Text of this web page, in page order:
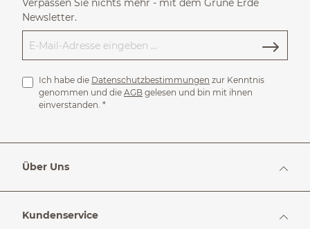
Verpassen Sie nichts mehr - mit dem Grüne Erde
Newsletter.
Ich habe die Datenschutzbestimmungen zur Kenntnis
genommen und die AGB gelesen und bin mit ihnen
einverstanden. *
Über Uns
Kundenservice